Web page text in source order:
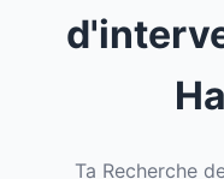
Ta Recherche